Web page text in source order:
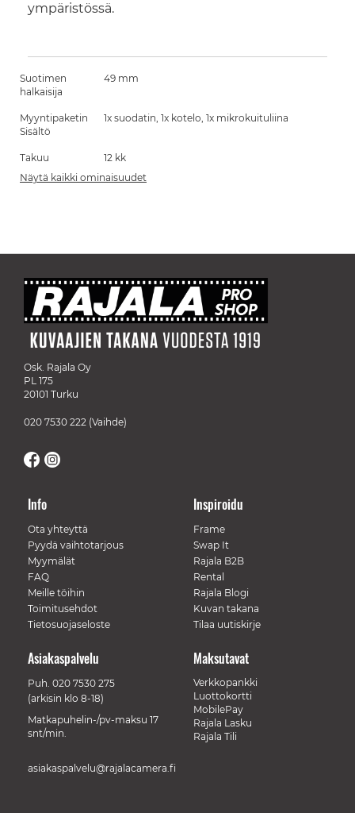
ympäristössä.
Suotimen
halkaisija
49 mm
Myyntipaketin
Sisältö
1x suodatin, 1x kotelo, 1x mikrokuituliina
Takuu
12 kk
Näytä kaikki ominaisuudet
Osk. Rajala Oy
PL 175
20101 Turku
020 7530 222 (Vaihde)
Info
Ota yhteyttä
Pyydä vaihtotarjous
Myymälät
FAQ
Meille töihin
Toimitusehdot
Tietosuojaseloste
Inspiroidu
Frame
Swap It
Rajala B2B
Rental
Rajala Blogi
Kuvan takana
Tilaa uutiskirje
Maksutavat
Verkkopankki
Luottokortti
MobilePay
Rajala Lasku
Rajala Tili
Asiakaspalvelu
Puh. 020 7530 275
(arkisin klo 8-18)
Matkapuhelin-/pv-maksu 17
snt/min.
asiakaspalvelu@rajalacamera.fi